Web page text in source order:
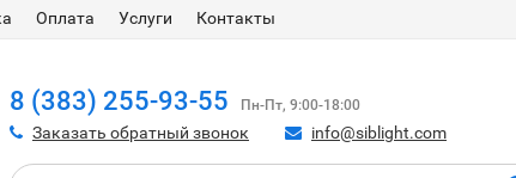
Оплата Услуги Контакты
8 (383) 255-93-55 Пн-Пт, 9:00-18:00
Заказать обратный звонок info@siblight.com